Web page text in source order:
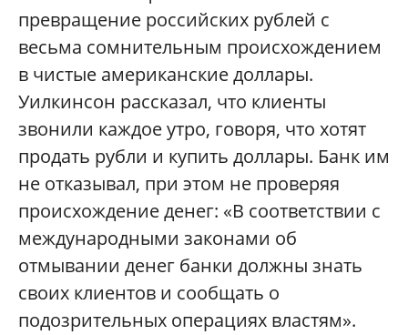
превращение российских рублей с
весьма сомнительным происхождением
в чистые американские доллары.
Уилкинсон рассказал, что клиенты
звонили каждое утро, говоря, что хотят
продать рубли и купить доллары. Банк им
не отказывал, при этом не проверяя
происхождение денег: «В соответствии с
международными законами об
отмывании денег банки должны знать
своих клиентов и сообщать о
подозрительных операциях властям».